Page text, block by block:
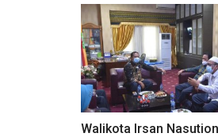
Walikota Irsan Nasution